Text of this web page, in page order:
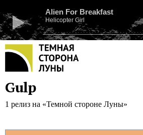
Alien For Breakfast
Helicopter Girl
Gulp
1 релиз на «Темной стороне Луны»